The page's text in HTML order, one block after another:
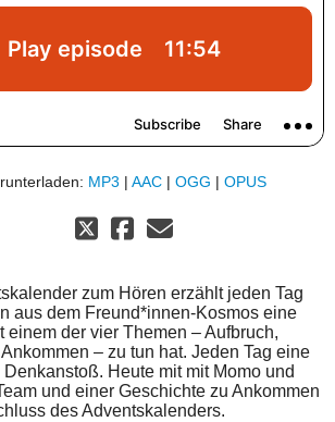
MP3 | AAC | OGG | OPUS
zum Hören erzählt jeden Tag
aus dem Freund*innen-Kosmos eine
einem der vier Themen – Aufbruch,
– zu tun hat. Jeden Tag eine
Denkanstoß. Heute mit mit Momo und
und einer Geschichte zu Ankommen
des Adventskalenders.